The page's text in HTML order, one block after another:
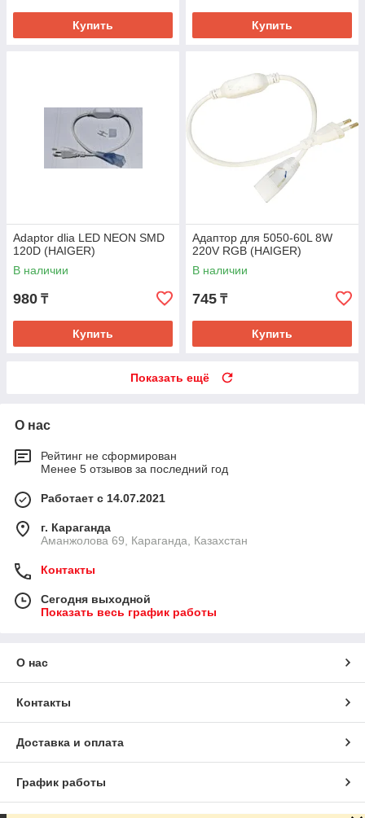
Купить Купить
Adaptor dlia LED NEON SMD
120D (HAIGER)
В наличии
980 ₸
Купить
Адаптор для 5050-60L 8W
220V RGB (HAIGER)
В наличии
745 ₸
Купить
Показать ещё
О нас
Рейтинг не сформирован
Менее 5 отзывов за последний год
Работает с 14.07.2021
г. Караганда
Аманжолова 69, Караганда, Казахстан
Контакты
Сегодня выходной
Показать весь график работы
О нас
Контакты
Доставка и оплата
График работы